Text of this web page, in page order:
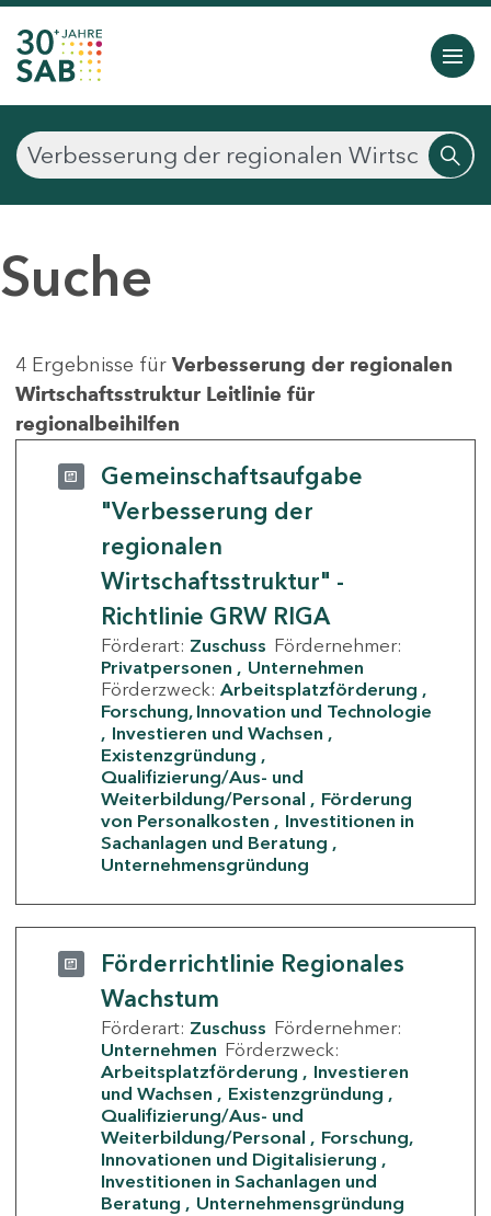
Suche
4 Ergebnisse für Verbesserung der regionalen
Wirtschaftsstruktur Leitlinie für
regionalbeihilfen
Gemeinschaftsaufgabe
"Verbesserung der
regionalen
Wirtschaftsstruktur" -
Richtlinie GRW RIGA
Förderart: Zuschuss Fördernehmer:
Privatpersonen
Unternehmen
Förderzweck: Arbeitsplatzförderung
Forschung, Innovation und Technologie
Investieren und Wachsen
Existenzgründung
Qualifizierung/Aus- und
Weiterbildung/Personal
Förderung
von Personalkosten
Investitionen in
Sachanlagen und Beratung
Unternehmensgründung
Förderrichtlinie Regionales
Wachstum
Förderart: Zuschuss Fördernehmer:
Unternehmen Förderzweck:
Arbeitsplatzförderung
Investieren
und Wachsen
Existenzgründung
Qualifizierung/Aus- und
Weiterbildung/Personal
Forschung,
Innovationen und Digitalisierung
Investitionen in Sachanlagen und
Beratung
Unternehmensgründung